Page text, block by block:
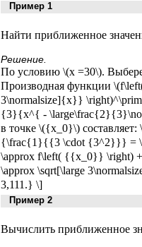
Пример 1
Найти приближенное
Решение.
По условию \(x =30\).
Производная функции
3\normalsize]{x}}
{3}{x^{ -
в точке \({x_0}\)
{\frac{1}{{3 \cdot {3^2}}} =
\approx f\left( {{x_0}} \right)
\approx \sqrt[\large
3,111.} \]
Пример 2
Вычислить приближенное